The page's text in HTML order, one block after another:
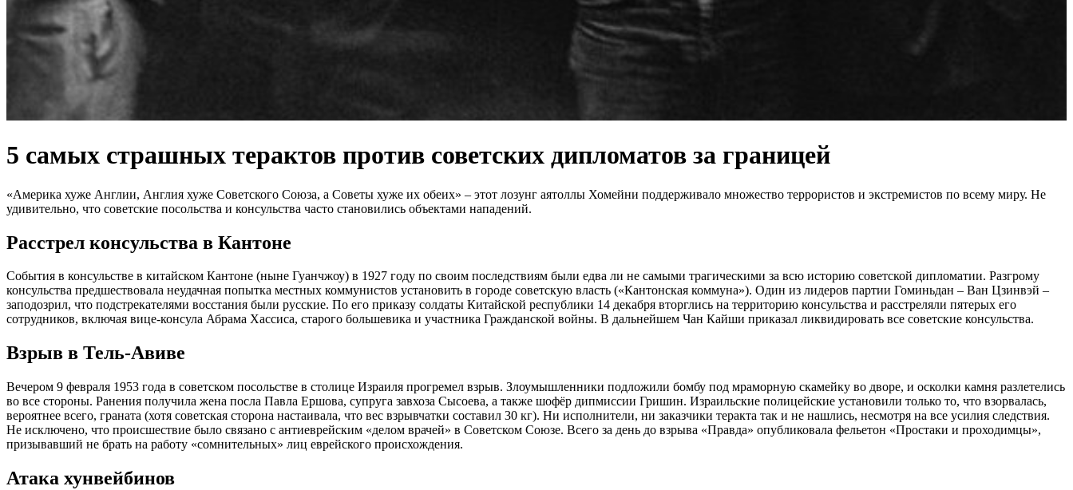
5 самых страшных терактов против советских дипломатов за границей
«Америка хуже Англии, Англия хуже Советского Союза, а Советы хуже их обеих» – этот лозунг аятоллы Хомейни поддерживало множество террористов и экстремистов по всему миру. Не
удивительно, что советские посольства и консульства часто становились объектами нападений.
Расстрел консульства в Кантоне
События в консульстве в китайском Кантоне (ныне Гуанчжоу) в 1927 году по своим последствиям были едва ли не самыми трагическими за всю историю советской дипломатии. Разгрому
консульства предшествовала неудачная попытка местных коммунистов установить в городе советскую власть («Кантонская коммуна»). Один из лидеров партии Гоминьдан – Ван Цзинвэй –
заподозрил, что подстрекателями восстания были русские. По его приказу солдаты Китайской республики 14 декабря вторглись на территорию консульства и расстреляли пятерых его
сотрудников, включая вице-консула Абрама Хассиса, старого большевика и участника Гражданской войны. В дальнейшем Чан Кайши приказал ликвидировать все советские консульства.
Взрыв в Тель-Авиве
Вечером 9 февраля 1953 года в советском посольстве в столице Израиля прогремел взрыв. Злоумышленники подложили бомбу под мраморную скамейку во дворе, и осколки камня разлетелись
во все стороны. Ранения получила жена посла Павла Ершова, супруга завхоза Сысоева, а также шофёр дипмиссии Гришин. Израильские полицейские установили только то, что взорвалась,
вероятнее всего, граната (хотя советская сторона настаивала, что вес взрывчатки составил 30 кг). Ни исполнители, ни заказчики теракта так и не нашлись, несмотря на все усилия следствия.
Не исключено, что происшествие было связано с антиеврейским «делом врачей» в Советском Союзе. Всего за день до взрыва «Правда» опубликовала фельетон «Простаки и проходимцы»,
призывавший не брать на работу «сомнительных» лиц еврейского происхождения.
Атака хунвейбинов